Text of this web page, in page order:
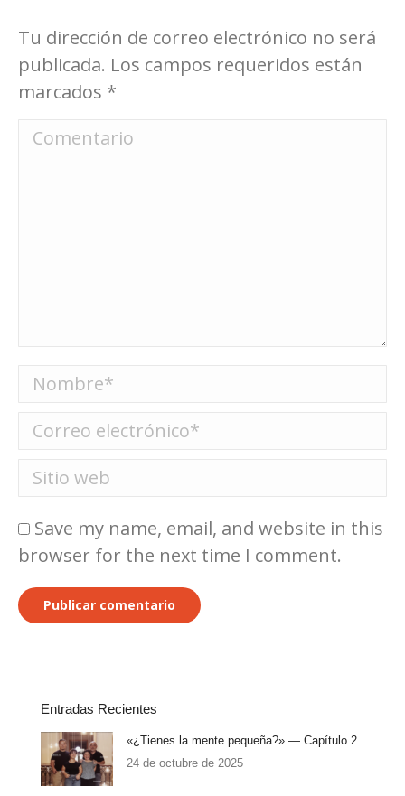
Tu dirección de correo electrónico no será
publicada. Los campos requeridos están
marcados *
Comentario
Nombre *
Correo electrónico *
Sitio web
Save my name, email, and website in this
browser for the next time I comment.
Publicar comentario
Entradas Recientes
«¿Tienes la mente pequeña?» — Capítulo 2
24 de octubre de 2025